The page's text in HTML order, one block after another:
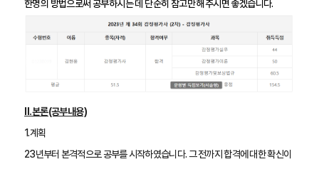
한명의 방법으로써 공부하시는 데 단순히 참고만 해주시면 좋겠습니다.
Ⅱ.본론(공부내용)
1.계획
23년부터 본격적으로 공부를 시작하였습니다. 그 전까지 합격에 대한 확신이